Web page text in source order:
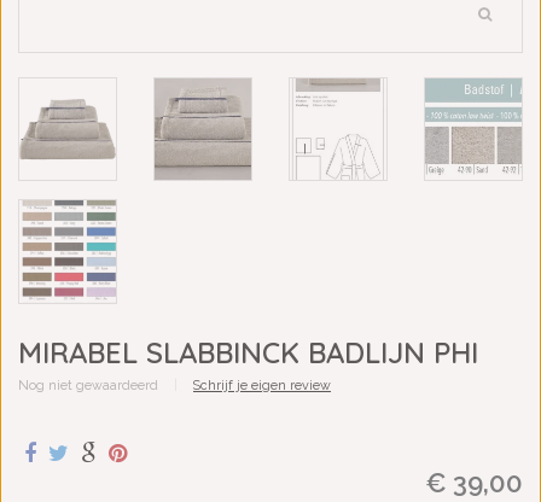
MIRABEL SLABBINCK BADLIJN PHI
Nog niet gewaardeerd Schrijf je eigen review
€ 39,00